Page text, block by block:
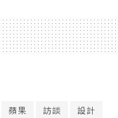
蘋果 訪談 設計